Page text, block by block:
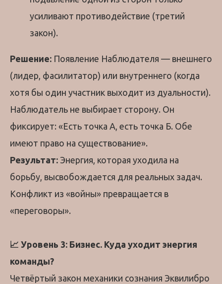
усиливают противодействие (третий
закон).
Решение: Появление Наблюдателя — внешнего
(лидер, фасилитатор) или внутреннего (когда
хотя бы один участник выходит из дуальности).
Наблюдатель не выбирает сторону. Он
фиксирует: «Есть точка А, есть точка Б. Обе
имеют право на существование».
Результат: Энергия, которая уходила на
борьбу, высвобождается для реальных задач.
Конфликт из «войны» превращается в
«переговоры».
📈 Уровень 3: Бизнес. Куда уходит энергия
команды?
Четвёртый закон механики сознания Эквилибро